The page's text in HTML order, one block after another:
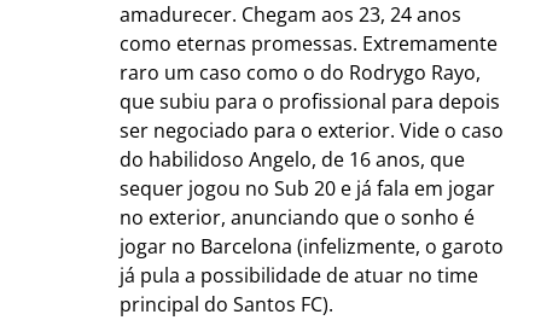
amadurecer. Chegam aos 23, 24 anos
como eternas promessas. Extremamente
raro um caso como o do Rodrygo Rayo,
que subiu para o profissional para depois
ser negociado para o exterior. Vide o caso
do habilidoso Angelo, de 16 anos, que
sequer jogou no Sub 20 e já fala em jogar
no exterior, anunciando que o sonho é
jogar no Barcelona (infelizmente, o garoto
já pula a possibilidade de atuar no time
principal do Santos FC).